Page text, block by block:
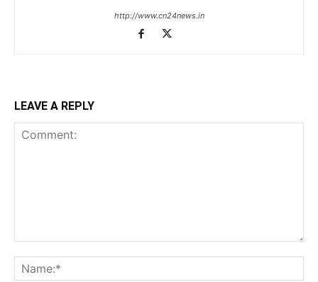
http://www.cn24news.in
LEAVE A REPLY